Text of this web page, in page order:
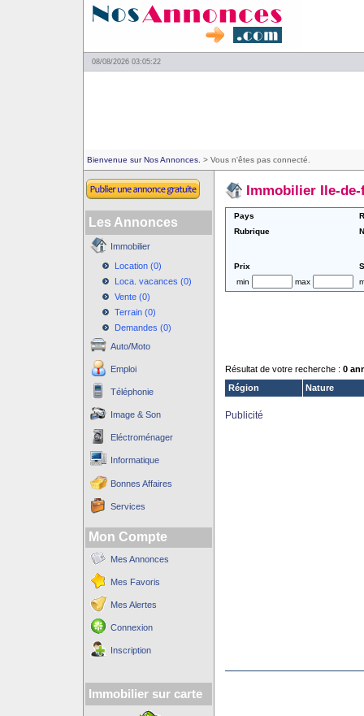
08/08/2026 03:05:22
Bienvenue sur Nos Annonces. > Vous n'êtes pas connecté.
Les Annonces
Immobilier
Location (0)
Loca. vacances (0)
Vente (0)
Terrain (0)
Demandes (0)
Auto/Moto
Emploi
Téléphonie
Image & Son
Eléctroménager
Informatique
Bonnes Affaires
Services
Mon Compte
Mes Annonces
Mes Favoris
Mes Alertes
Connexion
Inscription
Immobilier sur carte
Immobilier Ile-de-
Pays
Rubrique
Prix
min
max
Résultat de votre recherche : 0
Région
Nature
Publicité